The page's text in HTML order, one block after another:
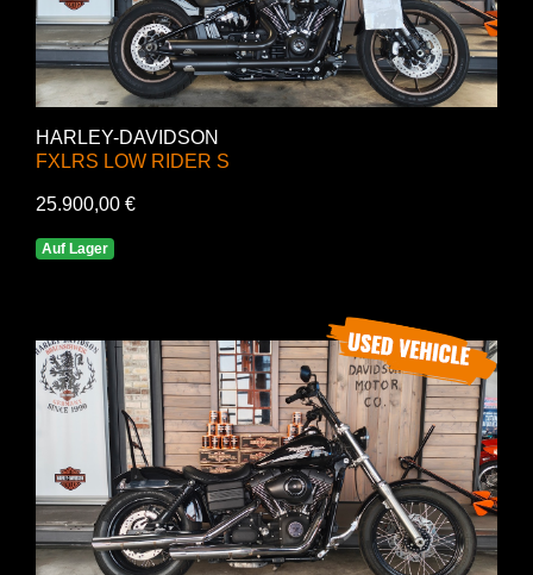
HARLEY-DAVIDSON
FXLRS LOW RIDER S
25.900,00 €
Auf Lager